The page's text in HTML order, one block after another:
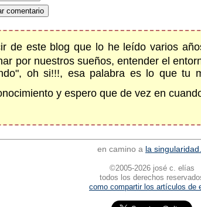
de este blog que lo he leído varios
por nuestros sueños, entender el
oh si!!!, esa palabra es lo que tu
y espero que de vez en
en camino a la singularidad...
©2005-2026 josé c. elías
todos los derechos
como compartir los artículos de